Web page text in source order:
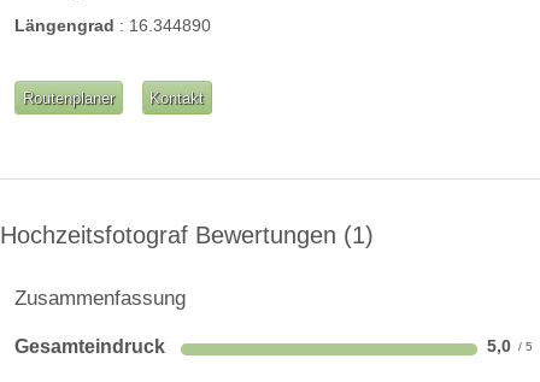
Längengrad : 16.344890
Routenplaner Kontakt
Hochzeitsfotograf Bewertungen 1
Zusammenfassung
Gesamteindruck 5,0